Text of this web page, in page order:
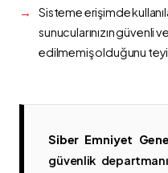
Sisteme erişimde
sunucularınızın güvenli
edilmemiş olduğunu
Siber Emniyet
güvenlik